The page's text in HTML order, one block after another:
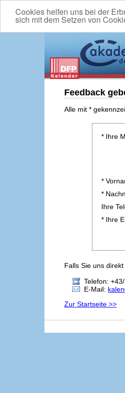
Cookies helfen uns bei der
sich mit dem Setzen von
Feedback
Alle mit *
* Ihre
*
*
Ihre
* Ihre
Falls Sie uns
Telefon:
E-Mail:
Zur Startseite >>